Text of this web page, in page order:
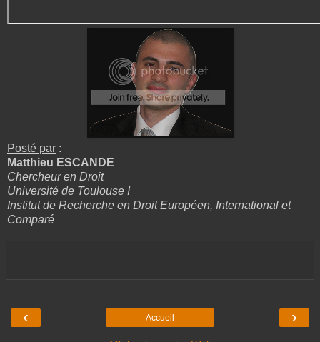
Posté par :
Matthieu ESCANDE
Chercheur en Droit
Université de Toulouse I
Institut de Recherche en Droit Européen, International et
Comparé
‹ ›
Accueil